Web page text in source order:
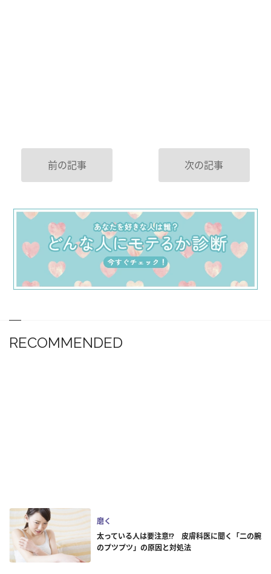
前の記事 次の記事
RECOMMENDED
磨く
太っている人は要注意!? 皮膚科医に聞く「二の腕
のプツプツ」の原因と対処法